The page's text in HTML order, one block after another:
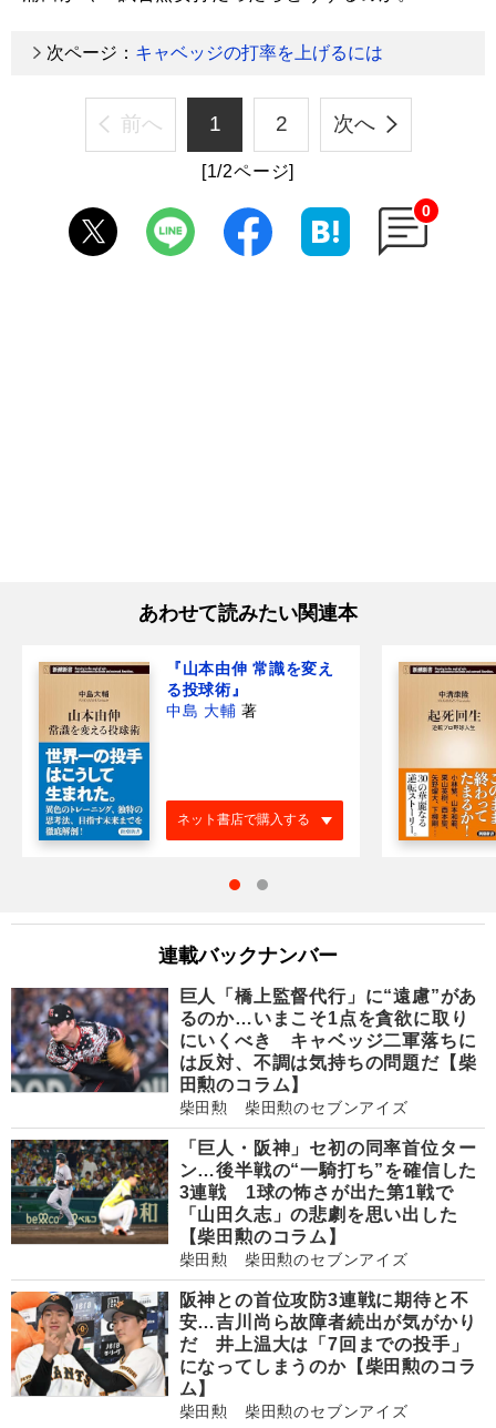
次ページ： キャベッジの打率を上げるには
前へ 1 2 次へ
[1/2ページ]
0
あわせて読みたい関連本
『山本由伸 常識を変え
る投球術』
中島 大輔 著
ネット書店で購入する
連載バックナンバー
巨人「橋上監督代行」に“遠慮”があ
るのか…いまこそ1点を貪欲に取り
にいくべき キャベッジ二軍落ちに
は反対、不調は気持ちの問題だ【柴
田勲のコラム】
柴田勲 柴田勲のセブンアイズ
「巨人・阪神」セ初の同率首位ター
ン…後半戦の“一騎打ち”を確信した
3連戦 1球の怖さが出た第1戦で
「山田久志」の悲劇を思い出した
【柴田勲のコラム】
柴田勲 柴田勲のセブンアイズ
阪神との首位攻防3連戦に期待と不
安…吉川尚ら故障者続出が気がかり
だ 井上温大は「7回までの投手」
になってしまうのか【柴田勲のコラ
ム】
柴田勲 柴田勲のセブンアイズ